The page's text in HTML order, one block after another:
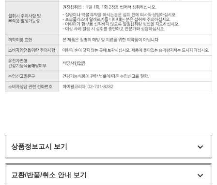
상품정보고시 보기
교환/반품/취소 안내 보기